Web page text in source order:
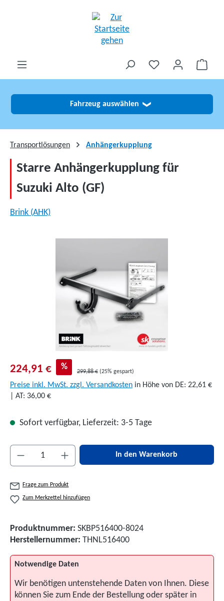
Fahrzeug auswählen ❯
Transportlösungen Anhängerkupplung
Starre Anhängerkupplung für
Suzuki Alto (GF)
Brink (AHK)
224,91 € % 299,88 € (25% gespart)
Preise inkl. MwSt. zzgl. Versandkosten in Höhe von DE: 22,61 €
| AT: 36,00 €
Sofort verfügbar, Lieferzeit: 3-5 Tage
Produkt Anzahl: Gib den gewünschten Wert
In den Warenkorb
Frage zum Produkt
Zum Merkzettel hinzufügen
Produktnummer: SKBP516400-8024
Herstellernummer: THNL516400
Notwendige Daten
Wir benötigen untenstehende Daten von Ihnen. Diese
können Sie zum Ende der Bestellung oder später in